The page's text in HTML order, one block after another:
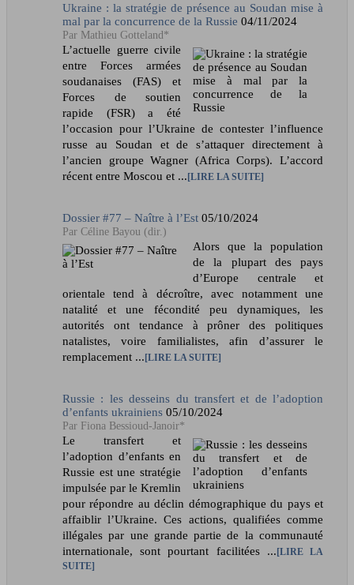
Ukraine : la stratégie de présence au Soudan mise à
mal par la concurrence de la Russie 04/11/2024
Mathieu Gotteland*
L’actuelle guerre civile
entre Forces armées
soudanaises (FAS) et
Forces de soutien
rapide (FSR) a été
l’occasion pour l’Ukraine de contester l’influence
russe au Soudan et de s’attaquer directement à
l’ancien groupe Wagner (Africa Corps). L’accord
récent entre Moscou et ... LIRE LA SUITE
Dossier #77 – Naître à l’Est 05/10/2024
Céline Bayou (dir.)
Alors que la population
de la plupart des pays
d’Europe centrale et
orientale tend à décroître, avec notamment une
natalité et une fécondité peu dynamiques, les
autorités ont tendance à prôner des politiques
natalistes, voire familialistes, afin d’assurer le
remplacement ... LIRE LA SUITE
Russie : les desseins du transfert et de l’adoption
d’enfants ukrainiens 05/10/2024
Fiona Bessioud-Janoir*
Le transfert et
l’adoption d’enfants en
Russie est une stratégie
impulsée par le Kremlin
pour répondre au déclin démographique du pays et
affaiblir l’Ukraine. Ces actions, qualifiées comme
illégales par une grande partie de la communauté
internationale, sont pourtant facilitées ... LIRE LA
SUITE